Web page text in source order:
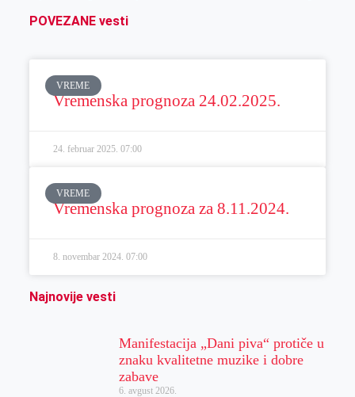
POVEZANE vesti
VREME
Vremenska prognoza 24.02.2025.
24. februar 2025. 07:00
VREME
Vremenska prognoza za 8.11.2024.
8. novembar 2024. 07:00
Najnovije vesti
Manifestacija „Dani piva“ protiče u
znaku kvalitetne muzike i dobre
zabave
6. avgust 2026.